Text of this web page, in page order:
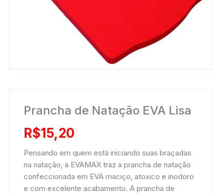
Prancha de Natação EVA Lisa
R$15,20
Pensando em quem está iniciando suas braçadas
na natação, a EVAMAX traz a prancha de natação
confeccionada em EVA maciço, atoxico e inodoro
e com excelente acabamento. A prancha de